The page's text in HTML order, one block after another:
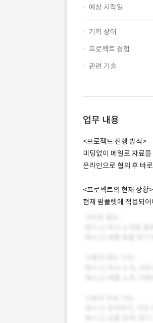
예상 시작일
기획 상태
프로젝트 경험
관련 기술
업무 내용
<프로젝트 진행 방식>
미팅없이 메일로 자료
온라인으로 협의 후 바
<프로젝트의 현재 상황>
현재 팜플렛에 적용되